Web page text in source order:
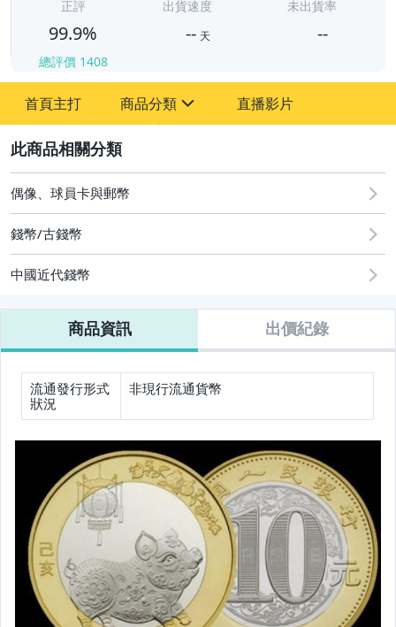
正評
99.9%
總評價 1408
出貨速度
-- 天
未出貨率
--
首頁主打 商品分類
圖書/影音/文具
成人專區
古董、藝術與礦石
玩具、模型與公仔
偶像、球員卡與郵幣
電玩遊戲與主機
直播影片
偶像、球員卡與郵幣
錢幣/古錢幣
中國近代錢幣
商品資訊 出價紀錄
流通發行形式
狀況
非現行流通貨幣